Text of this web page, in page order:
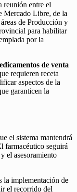
reunión entre el
Mercado Libre, de la
de Producción y
para habilitar
por la
de venta
requieren receta
aspectos de la
garanticen la
el sistema mantendrá
farmacéutico seguirá
el asesoramiento
la implementación de
el recorrido del